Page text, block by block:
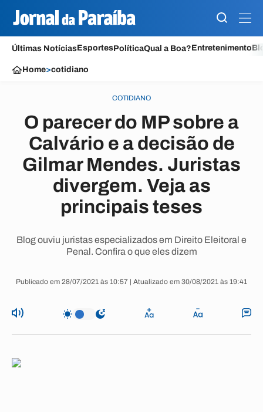
Últimas NotíciasEsportesPolíticaQual a Boa?Entretenimento
Home>cotidiano
COTIDIANO
O parecer do MP sobre a
Calvário e a decisão de
Gilmar Mendes. Juristas
divergem. Veja as
principais teses
Blog ouviu juristas especializados em Direito Eleitoral e
Penal. Confira o que eles dizem
Publicado em 28/07/2021 às 10:57 | Atualizado em 30/08/2021 às 19:41